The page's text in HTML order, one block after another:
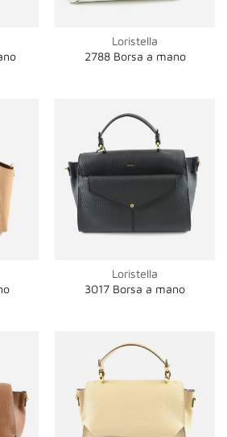
Loristella
2788 Borsa a mano
Loristella
3017 Borsa a mano